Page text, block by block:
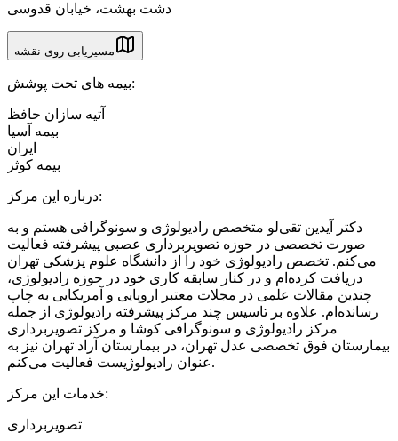
دشت بهشت، خیابان قدوسی
مسیریابی روی نقشه
بیمه های تحت پوشش:
آتیه سازان حافظ
بیمه آسیا
ایران
بیمه کوثر
درباره این مرکز:
دکتر آیدین تقی‌لو متخصص رادیولوژی و سونوگرافی هستم و به
صورت تخصصی در حوزه تصویربرداری عصبی پیشرفته فعالیت
می‌کنم. تخصص رادیولوژی خود را از دانشگاه علوم پزشکی تهران
دریافت کرده‌ام و در کنار سابقه‌ کاری خود در حوزه رادیولوژی،
چندین مقالات علمی در مجلات معتبر اروپایی و آمریکایی به چاپ
رسانده‌ام. علاوه بر تاسیس چند مرکز پیشرفته رادیولوژی از جمله
مرکز رادیولوژی و سونوگرافی کوشا و مرکز تصویربرداری
بیمارستان فوق تخصصی عدل تهران، در بیمارستان آراد تهران نیز به
عنوان رادیولوژیست فعالیت می‌کنم.
خدمات این مرکز:
تصویربرداری